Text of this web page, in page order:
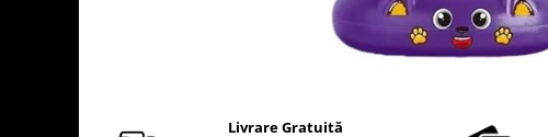
Livrare Gratuită